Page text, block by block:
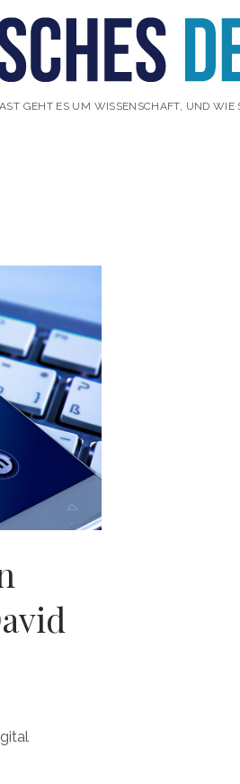
GEHT ES UM WISSENSCHAFT, UND WIE